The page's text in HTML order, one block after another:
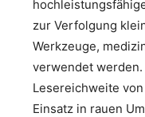
zur Verfolgung
Werkzeuge,
verwendet
Lesereichweite
Einsatz in rauen